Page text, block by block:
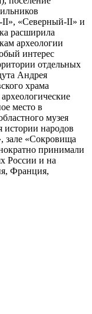
II», «Северный-II» и
расширила
археологии
интерес
отдельных
Андрея
храма
место в
музея
истории народов
зале «Сокровища
принимали
России и на
Франция,